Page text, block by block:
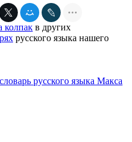
колпак в других
русского языка нашего
русского языка Макса